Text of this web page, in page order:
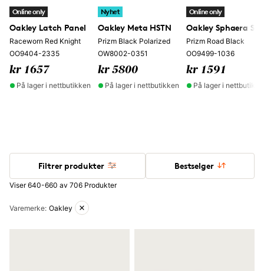
Online only
Oakley Latch Panel
Raceworn Red Knight
OO9404-2335
kr 1657
På lager i nettbutikken
Nyhet
Oakley Meta HSTN
Prizm Black Polarized
OW8002-0351
kr 5800
På lager i nettbutikken
Online only
Oakley Sphaera
Prizm Road Black
OO9499-1036
kr 1591
På lager i
Filtrer produkter Bestselger
Viser 640-660 av 706 Produkter
Aktive filtre
Varemerke: Oakley